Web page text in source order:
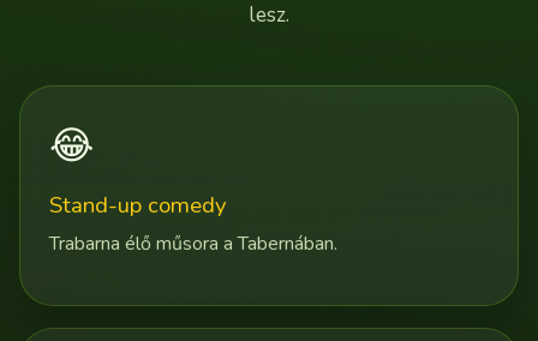
lesz.
😂
Stand-up comedy
Trabarna élő műsora a Tabernában.